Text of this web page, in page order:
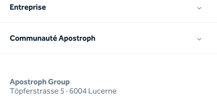
Apostroph Group
Töpferstrasse 5 · 6004 Lucerne
Entreprise
Communauté Apostroph